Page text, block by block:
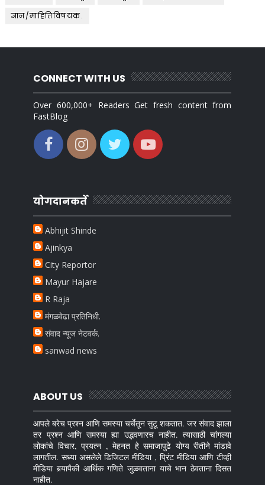
ज्ञान/माहितिविषयक.
CONNECT WITH US
Over 600,000+ Readers Get fresh content from
FastBlog
योगदानकर्ते
Abhijit Shinde
Ajinkya
City Reportor
Mayur Hajare
R Raja
मंगळवेढा प्रतिनिधी.
संवाद न्यूज नेटवर्क.
sanwad news
ABOUT US
आपले बरेच प्रश्न आणि समस्या चर्चेतून सुटू शकतात. जर संवाद झाला
तर प्रश्न आणि समस्या ह्या उद्भवणारच नाहीत. त्यासाठी चांगल्या
लोकांचे विचार, प्रयत्न , मेहनत हे समाजापुढे योग्य रीतीने मांडावे
लागतील. सध्या असलेले डिजिटल मीडिया , प्रिंट मीडिया आणि टीव्ही
मीडिया बर्‍यापैकी आर्थिक गणिते जुळवताना याचे भान ठेवताना दिसत
नाहीत.